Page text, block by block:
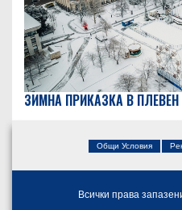
ЗИМНА ПРИКАЗКА В ПЛЕВЕН
Общи Условия
Всички права